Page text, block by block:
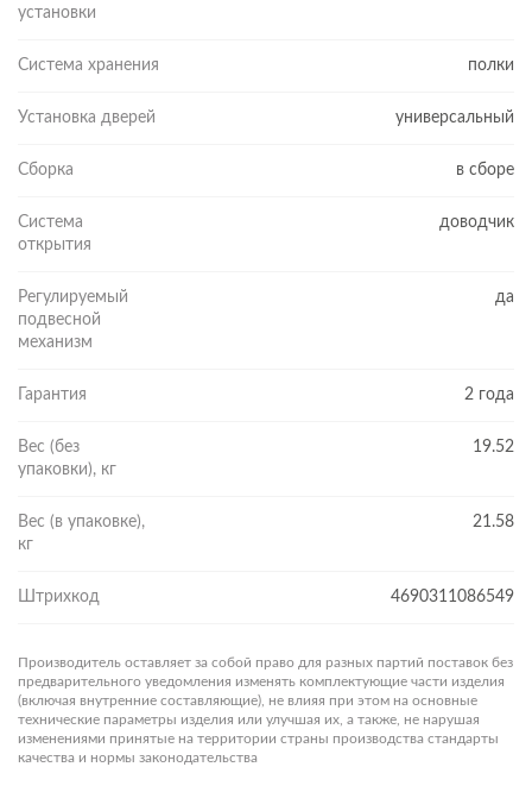
установки
Система хранения полки
Установка дверей универсальный
Сборка в сборе
Система
открытия
доводчик
Регулируемый
подвесной
механизм
да
Гарантия 2 года
Вес (без
упаковки), кг
19.52
Вес (в упаковке),
кг
21.58
Штрихкод 4690311086549
Производитель оставляет за собой право для разных партий поставок без
предварительного уведомления изменять комплектующие части изделия
(включая внутренние составляющие), не влияя при этом на основные
технические параметры изделия или улучшая их, а также, не нарушая
изменениями принятые на территории страны производства стандарты
качества и нормы законодательства